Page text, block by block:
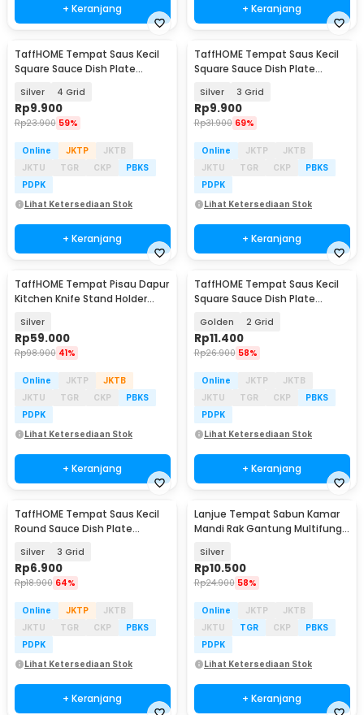
+ Keranjang + Keranjang
TaffHOME Tempat Saus Kecil
Square Sauce Dish Plate
Silver 4 Grid
Rp9.900
Rp23.900 59%
Online JKTP
JKTB
JKTU
TGR CKP
PBKS
PDPK
Lihat Ketersediaan Stok
+ Keranjang
TaffHOME Tempat Saus Kecil
Square Sauce Dish Plate
Silver 3 Grid
Rp9.900
Rp31.900 69%
Online JKTP
JKTB
JKTU
TGR CKP
PBKS
PDPK
Lihat Ketersediaan Stok
+ Keranjang
TaffHOME Tempat Pisau Dapur
Kitchen Knife Stand Holder
Silver
Rp59.000
Rp98.900 41%
Online JKTP
JKTB
JKTU
TGR CKP
PBKS
PDPK
Lihat Ketersediaan Stok
+ Keranjang
TaffHOME Tempat Saus Kecil
Square Sauce Dish Plate
Golden 2 Grid
Rp11.400
Rp26.900 58%
Online JKTP
JKTB
JKTU
TGR CKP
PBKS
PDPK
Lihat Ketersediaan Stok
+ Keranjang
TaffHOME Tempat Saus Kecil
Round Sauce Dish Plate
Silver 3 Grid
Rp6.900
Rp18.900 64%
Online JKTP
JKTB
JKTU
TGR CKP
PBKS
PDPK
Lihat Ketersediaan Stok
+ Keranjang
Lanjue Tempat Sabun Kamar
Mandi Rak Gantung Multifungsi
Silver
Rp10.500
Rp24.900 58%
Online JKTP
JKTB
JKTU
TGR CKP
PBKS
PDPK
Lihat Ketersediaan Stok
+ Keranjang